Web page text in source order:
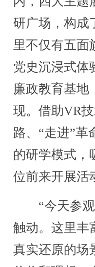
研广场，构成
里不仅有五面
党史沉浸式体
廉政教育基地
现。借助VR
路、“走进”革
的研学模式，
位前来开展活
“今天参观
触动。这里丰
真实还原的场